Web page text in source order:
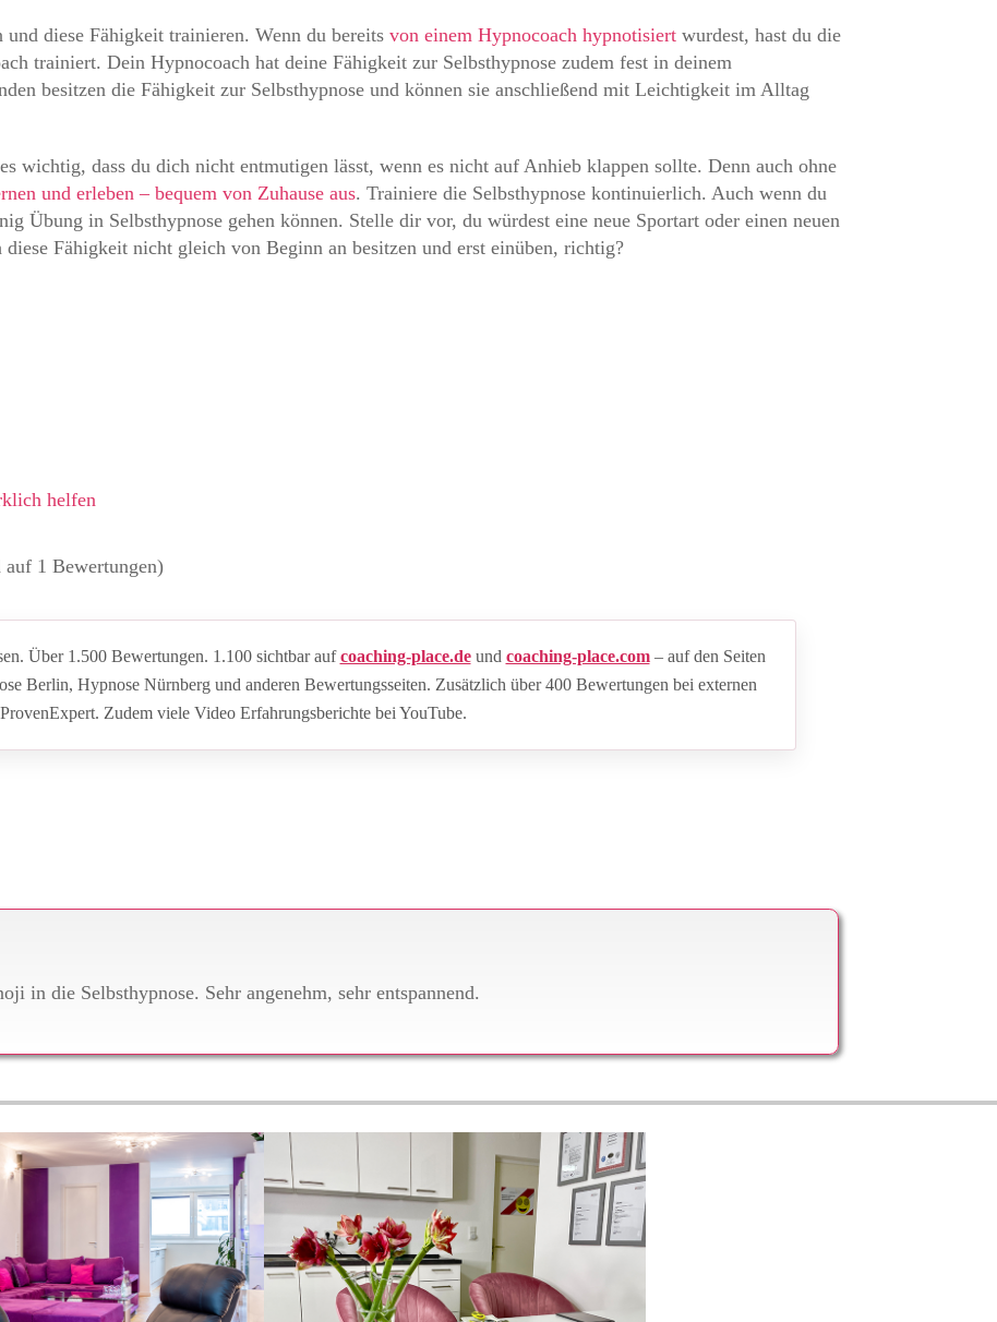
diese Fähigkeit trainieren. Wenn du bereits von einem Hypnocoach hypnotisiert wurdest, hast du die
trainiert. Dein Hypnocoach hat deine Fähigkeit zur Selbsthypnose zudem fest in deinem
besitzen die Fähigkeit zur Selbsthypnose und können sie anschließend mit Leichtigkeit im Alltag
wichtig, dass du dich nicht entmutigen lässt, wenn es nicht auf Anhieb klappen sollte. Denn auch ohne
und erleben – bequem von Zuhause aus. Trainiere die Selbsthypnose kontinuierlich. Auch wenn du
Übung in Selbsthypnose gehen können. Stelle dir vor, du würdest eine neue Sportart oder einen neuen
Fähigkeit nicht gleich von Beginn an besitzen und erst einüben, richtig?
helfen
auf 1 Bewertungen)
Über 1.500 Bewertungen. 1.100 sichtbar aufcoaching-place.deund coaching-place.com– auf den Seiten
Berlin, Hypnose Nürnberg und anderen Bewertungsseiten. Zusätzlich über 400 Bewertungen bei externen
Zudem viele Video Erfahrungsberichte bei YouTube.
in die Selbsthypnose. Sehr angenehm, sehr entspannend.